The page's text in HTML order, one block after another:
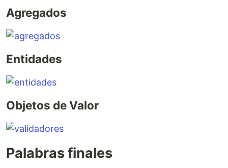
Agregados
Entidades
Objetos de Valor
Palabras finales